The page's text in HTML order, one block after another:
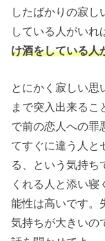
したばかりの寂し
している人がいれ
け酒をしている人
とにかく寂しい思
まで突入出来るこ
で前の恋人への罪
てすぐに違う人と
る、という気持ち
くれる人と添い
能性は高いです。
気持ちが大きいの